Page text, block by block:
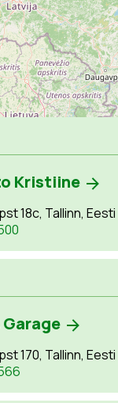
Leaflet
Kristiine
18c, Tallinn, Eesti
Garage
170, Tallinn, Eesti